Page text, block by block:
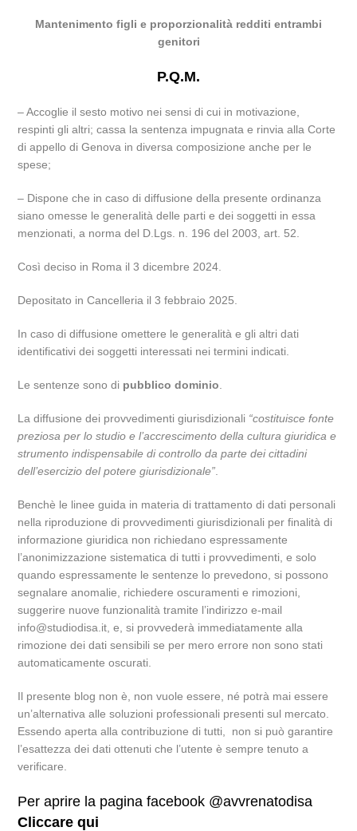
Mantenimento figli e proporzionalità redditi entrambi
genitori
P.Q.M.
– Accoglie il sesto motivo nei sensi di cui in motivazione,
respinti gli altri; cassa la sentenza impugnata e rinvia alla Corte
di appello di Genova in diversa composizione anche per le
spese;
– Dispone che in caso di diffusione della presente ordinanza
siano omesse le generalità delle parti e dei soggetti in essa
menzionati, a norma del D.Lgs. n. 196 del 2003, art. 52.
Così deciso in Roma il 3 dicembre 2024.
Depositato in Cancelleria il 3 febbraio 2025.
In caso di diffusione omettere le generalità e gli altri dati
identificativi dei soggetti interessati nei termini indicati.
Le sentenze sono di pubblico dominio
La diffusione dei provvedimenti giurisdizionali “costituisce fonte
preziosa per lo studio e l’accrescimento della cultura giuridica e
strumento indispensabile di controllo da parte dei cittadini
dell’esercizio del potere giurisdizionale”
Benchè le linee guida in materia di trattamento di dati personali
nella riproduzione di provvedimenti giurisdizionali per finalità di
informazione giuridica non richiedano espressamente
l’anonimizzazione sistematica di tutti i provvedimenti, e solo
quando espressamente le sentenze lo prevedono, si possono
segnalare anomalie, richiedere oscuramenti e rimozioni,
suggerire nuove funzionalità tramite l’indirizzo e-mail
info@studiodisa.it, e, si provvederà immediatamente alla
rimozione dei dati sensibili se per mero errore non sono stati
automaticamente oscurati.
Il presente blog non è, non vuole essere, né potrà mai essere
un’alternativa alle soluzioni professionali presenti sul mercato.
Essendo aperta alla contribuzione di tutti, non si può garantire
l’esattezza dei dati ottenuti che l’utente è sempre tenuto a
verificare.
Per aprire la pagina facebook @avvrenatodisa
Cliccare qui